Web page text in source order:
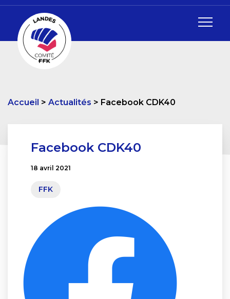
Accueil Actualités Facebook CDK40
Facebook CDK40
18 avril 2021
FFK